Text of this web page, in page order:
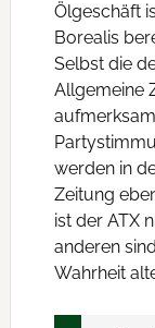
Ölgeschäft
Borealis
Selbst die
Allgemeine
werden in
Zeitung
ist der ATX
anderen
Wahrheit